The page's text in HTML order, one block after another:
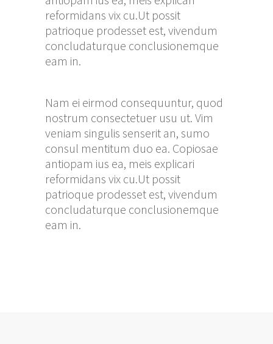
reformidans vix cu.Ut possit
patrioque prodesset est, vivendum
concludaturque conclusionemque
eam in.
Nam ei eirmod consequuntur, quod
nostrum consectetuer usu ut. Vim
veniam singulis senserit an, sumo
consul mentitum duo ea. Copiosae
antiopam ius ea, meis explicari
reformidans vix cu.Ut possit
patrioque prodesset est, vivendum
concludaturque conclusionemque
eam in.